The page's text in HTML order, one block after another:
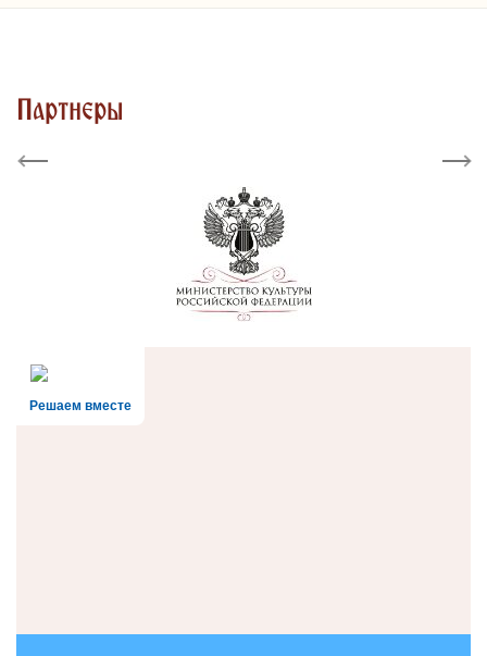
Партнеры
Previous Next
Решаем вместе